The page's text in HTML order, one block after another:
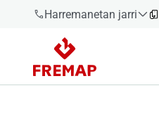
Harremanetan jarri
900 61 00
61